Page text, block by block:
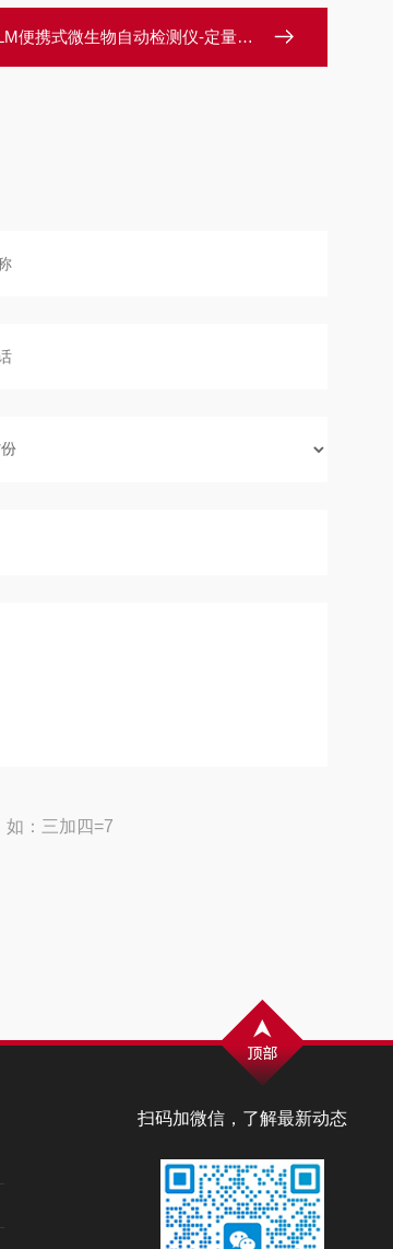
便携式微生物自动检测仪-定量分析仪
如：三加四=7
扫码加微信，了解最新动态